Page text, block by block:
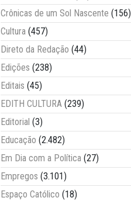
Crônicas de um Sol Nascente (156)
Cultura (457)
Direto da Redação (44)
Edições (238)
Editais (45)
EDITH CULTURA (239)
Editorial (3)
Educação (2.482)
Em Dia com a Política (27)
Empregos (3.101)
Espaço Católico (18)